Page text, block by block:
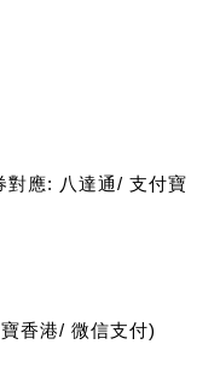
應: 八達通/ 支付寶
香港/ 微信支付)